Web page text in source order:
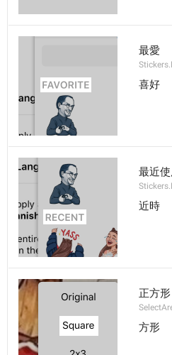
最愛
喜好
最近
近時
正方形
方形